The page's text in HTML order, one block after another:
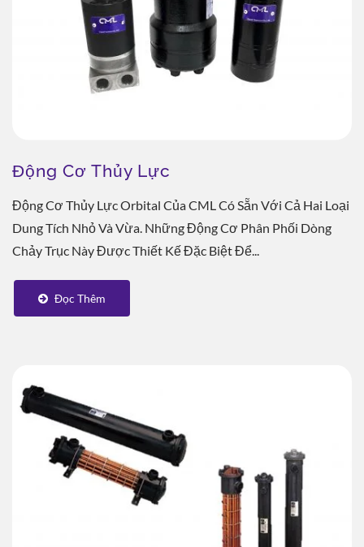
Động Cơ Thủy Lực
Động Cơ Thủy Lực Orbital Của CML Có Sẵn Với Cả Hai Loại
Dung Tích Nhỏ Và Vừa. Những Động Cơ Phân Phối Dòng
Chảy Trục Này Được Thiết Kế Đặc Biệt Để...
Đọc Thêm